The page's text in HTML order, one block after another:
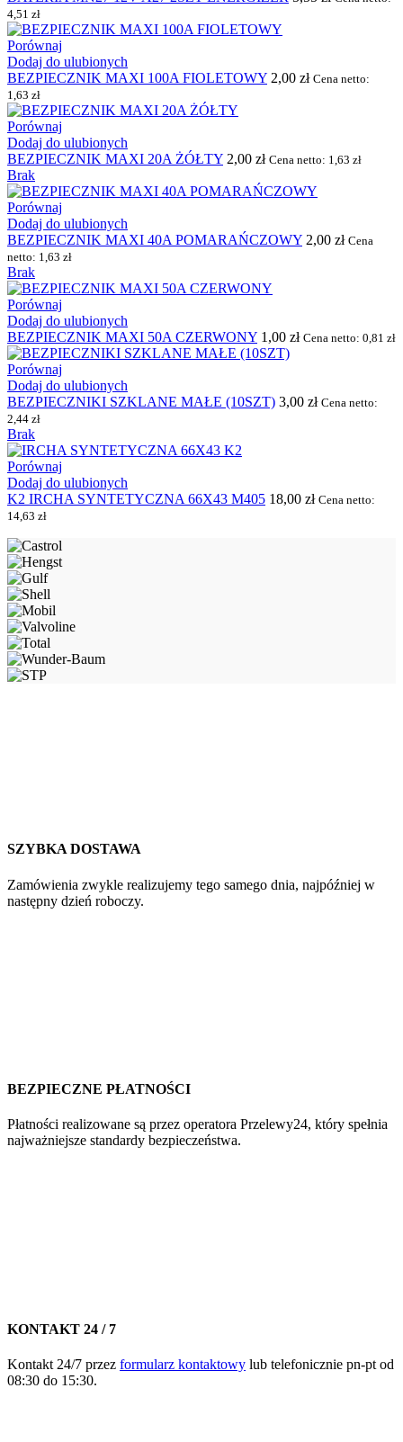
4,51 zł
Porównaj
Dodaj do ulubionych
BEZPIECZNIK MAXI 100A FIOLETOWY 2,00 zł Cena netto:
1,63 zł
Porównaj
Dodaj do ulubionych
BEZPIECZNIK MAXI 20A ŻÓŁTY 2,00 zł Cena netto: 1,63 zł
Brak
Porównaj
Dodaj do ulubionych
BEZPIECZNIK MAXI 40A POMARAŃCZOWY 2,00 zł Cena
netto: 1,63 zł
Brak
Porównaj
Dodaj do ulubionych
BEZPIECZNIK MAXI 50A CZERWONY 1,00 zł Cena netto: 0,81 zł
Porównaj
Dodaj do ulubionych
BEZPIECZNIKI SZKLANE MAŁE (10SZT) 3,00 zł Cena netto:
2,44 zł
Brak
Porównaj
Dodaj do ulubionych
K2 IRCHA SYNTETYCZNA 66X43 M405 18,00 zł Cena netto:
14,63 zł
SZYBKA DOSTAWA
Zamówienia zwykle realizujemy tego samego dnia, najpóźniej w
następny dzień roboczy.
BEZPIECZNE PŁATNOŚCI
Płatności realizowane są przez operatora Przelewy24, który spełnia
najważniejsze standardy bezpieczeństwa.
KONTAKT 24 / 7
Kontakt 24/7 przez formularz kontaktowy lub telefonicznie pn-pt od
08:30 do 15:30.